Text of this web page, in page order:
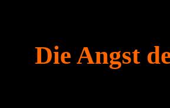
Die Angst